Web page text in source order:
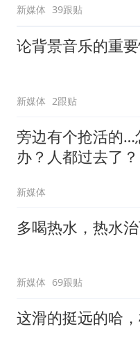
新媒体 39跟贴
论背景音乐的重要
新媒体 2跟贴
旁边有个抢活的…
办？人都过去了？
新媒体
多喝热水，热水治
新媒体 69跟贴
这滑的挺远的哈